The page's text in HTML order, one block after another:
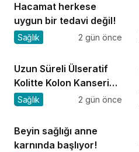
Hacamat herkese
uygun bir tedavi değil!
Sağlık 2 gün önce
Uzun Süreli Ülseratif
Kolitte Kolon Kanseri
Riski Artıyor mu?
Sağlık 2 gün önce
Beyin sağlığı anne
karnında başlıyor!